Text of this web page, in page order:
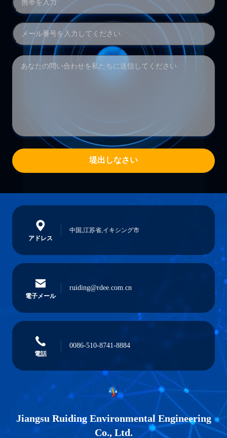
堤出しなさい
アドレス
中国,江苏省,イキシング市
電子メール
ruiding@rdee.com.cn
電話
0086-510-8741-8884
Jiangsu Ruiding Environmental Engineering
Co., Ltd.